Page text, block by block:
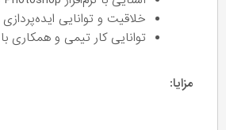
خلاقیت و توانایی ایده‌پردازی
توانایی کار تیمی و همکاری
مزایا: